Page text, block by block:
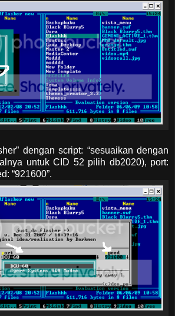
dengan script: “sesuaikan dengan
untuk CID 52 pilih db2020), port:
“921600”.